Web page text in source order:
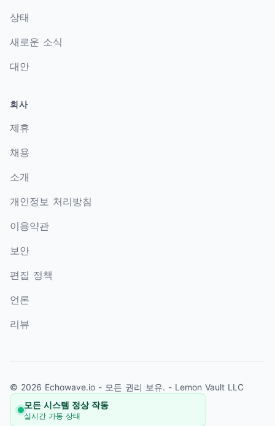
상태
새로운 소식
대안
회사
제휴
채용
소개
개인정보 처리방침
이용약관
보안
편집 정책
언론
리뷰
© 2026 Echowave.io - 모든 권리 보유. - Lemon Vault LLC
모든 시스템 정상 작동
실시간 가동 상태